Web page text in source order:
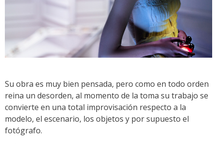
Su obra es muy bien pensada, pero como en todo orden
reina un desorden, al momento de la toma su trabajo se
convierte en una total improvisación respecto a la
modelo, el escenario, los objetos y por supuesto el
fotógrafo.